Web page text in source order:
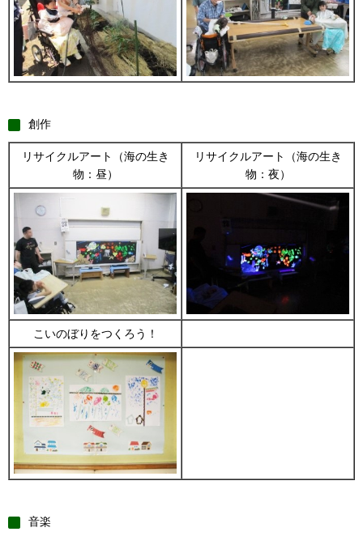
創作
リサイクルアート（海の生き
物：昼）
リサイクルアート（海の生き
物：夜）
こいのぼりをつくろう！
音楽